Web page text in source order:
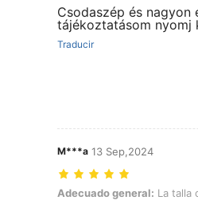
Csodaszép és nagyon
tájékoztatásom nyomj
Traducir
M***a 13 Sep,2024
Adecuado general: La talla
Adecuado general: La talla